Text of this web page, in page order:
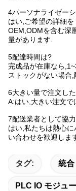
4パーソナライゼー
はい,ご希望の詳細
OEM,ODMを含む深
量があります.
5配達時間は?
完成品が在庫なら
ストックがない場合
6大きい量で注文し
A:はい,大きい注文
7配送業者として協
はい,私たちは熱心
い合わせを歓迎しま
タグ: 統合
PLC IO モジュ